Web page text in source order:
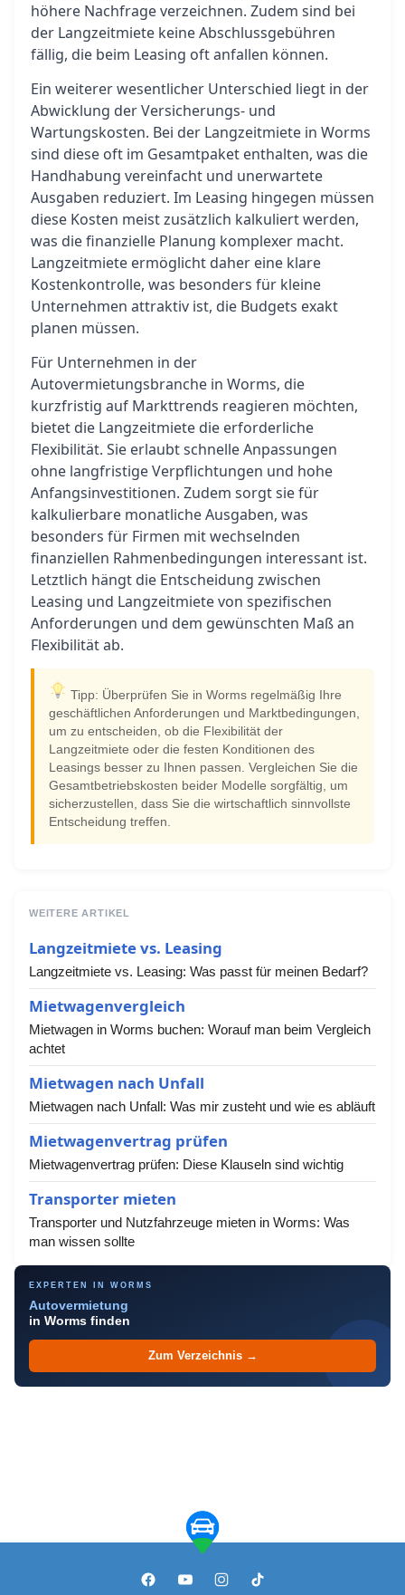
höhere Nachfrage verzeichnen. Zudem sind bei
der Langzeitmiete keine Abschlussgebühren
fällig, die beim Leasing oft anfallen können.
Ein weiterer wesentlicher Unterschied liegt in der
Abwicklung der Versicherungs- und
Wartungskosten. Bei der Langzeitmiete in Worms
sind diese oft im Gesamtpaket enthalten, was die
Handhabung vereinfacht und unerwartete
Ausgaben reduziert. Im Leasing hingegen müssen
diese Kosten meist zusätzlich kalkuliert werden,
was die finanzielle Planung komplexer macht.
Langzeitmiete ermöglicht daher eine klare
Kostenkontrolle, was besonders für kleine
Unternehmen attraktiv ist, die Budgets exakt
planen müssen.
Für Unternehmen in der
Autovermietungsbranche in Worms, die
kurzfristig auf Markttrends reagieren möchten,
bietet die Langzeitmiete die erforderliche
Flexibilität. Sie erlaubt schnelle Anpassungen
ohne langfristige Verpflichtungen und hohe
Anfangsinvestitionen. Zudem sorgt sie für
kalkulierbare monatliche Ausgaben, was
besonders für Firmen mit wechselnden
finanziellen Rahmenbedingungen interessant ist.
Letztlich hängt die Entscheidung zwischen
Leasing und Langzeitmiete von spezifischen
Anforderungen und dem gewünschten Maß an
Flexibilität ab.
Tipp: Überprüfen Sie in Worms regelmäßig Ihre
geschäftlichen Anforderungen und Marktbedingungen,
um zu entscheiden, ob die Flexibilität der
Langzeitmiete oder die festen Konditionen des
Leasings besser zu Ihnen passen. Vergleichen Sie die
Gesamtbetriebskosten beider Modelle sorgfältig, um
sicherzustellen, dass Sie die wirtschaftlich sinnvollste
Entscheidung treffen.
WEITERE ARTIKEL
Langzeitmiete vs. Leasing
Langzeitmiete vs. Leasing: Was passt für meinen Bedarf?
Mietwagenvergleich
Mietwagen in Worms buchen: Worauf man beim Vergleich
achtet
Mietwagen nach Unfall
Mietwagen nach Unfall: Was mir zusteht und wie es abläuft
Mietwagenvertrag prüfen
Mietwagenvertrag prüfen: Diese Klauseln sind wichtig
Transporter mieten
Transporter und Nutzfahrzeuge mieten in Worms: Was
man wissen sollte
EXPERTEN IN WORMS
Autovermietung
in Worms finden
Zum Verzeichnis →